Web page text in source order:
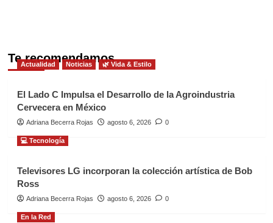
Te recomendamos
Actualidad Noticias 🌿 Vida & Estilo
El Lado C Impulsa el Desarrollo de la Agroindustria
Cervecera en México
Adriana Becerra Rojas agosto 6, 2026 0
💻 Tecnología
Televisores LG incorporan la colección artística de Bob
Ross
Adriana Becerra Rojas agosto 6, 2026 0
En la Red